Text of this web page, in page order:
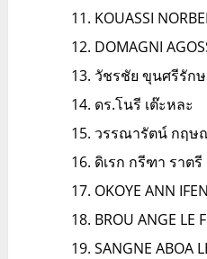
KOUASSI
DOMAGNI
วัชรชัย ขุนศรีรัก
ดร.โนรี เต๊ะหละ
วรรณารัตน์ กฤษ
ดิเรก กรีฑา ราตรี
OKOYE ANN
BROU ANGE LE
SANGNE ABOA